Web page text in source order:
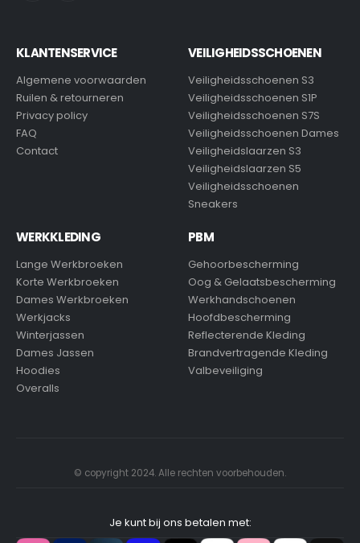
KLANTENSERVICE
Algemene voorwaarden
Ruilen & retourneren
Privacy policy
FAQ
Contact
VEILIGHEIDSSCHOENEN
Veiligheidsschoenen S3
Veiligheidsschoenen S1P
Veiligheidsschoenen S7S
Veiligheidsschoenen Dames
Veiligheidslaarzen S3
Veiligheidslaarzen S5
Veiligheidsschoenen
Sneakers
WERKKLEDING
Lange Werkbroeken
Korte Werkbroeken
Dames Werkbroeken
Werkjacks
Winterjassen
Dames Jassen
Hoodies
Overalls
PBM
Gehoorbescherming
Oog & Gelaatsbescherming
Werkhandschoenen
Hoofdbescherming
Reflecterende Kleding
Brandvertragende Kleding
Valbeveiliging
© copyright 2024. Alle rechten voorbehouden.
Je kunt bij ons betalen met: